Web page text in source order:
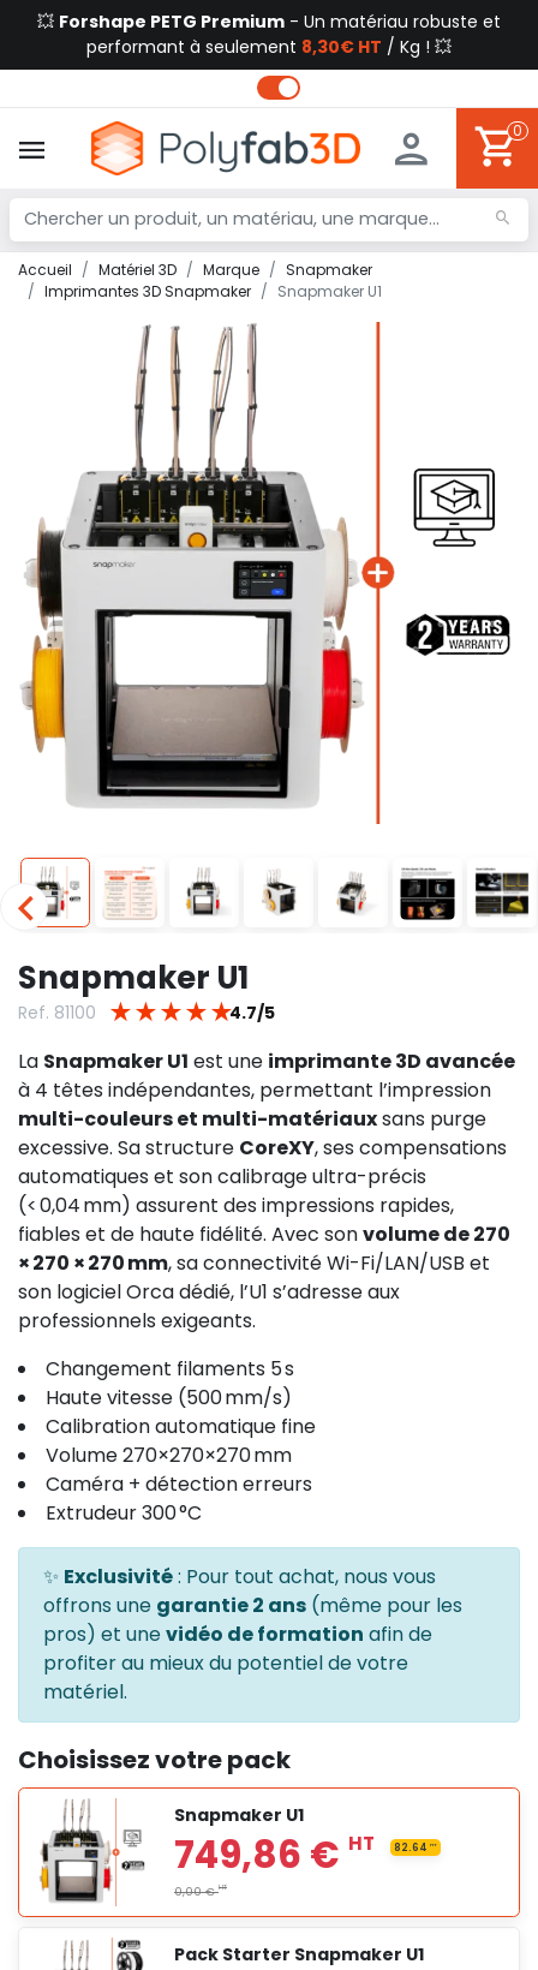
💥 Forshape PETG Premium - Un matériau robuste et
performant à seulement 8,30€ HT / Kg ! 💥
0
Accueil Matériel 3D Marque
Snapmaker
Imprimantes 3D Snapmaker
Snapmaker U1
Snapmaker U1
Ref. 81100 ★ ★ ★ ★ ★4.7/5
La Snapmaker U1 est une imprimante 3D avancée
à 4 têtes indépendantes, permettant l’impression
multi-couleurs et multi-matériauxsans purge
excessive. Sa structure CoreXY, ses compensations
automatiques et son calibrage ultra-précis
(< 0,04 mm) assurent des impressions rapides,
fiables et de haute fidélité. Avec sonvolume de 270
× 270 × 270 mm, sa connectivité Wi-Fi/LAN/USB et
son logiciel Orca dédié, l’U1 s’adresse aux
professionnels exigeants.
Changement filaments 5 s
Haute vitesse (500 mm/s)
Calibration automatique fine
Volume 270×270×270 mm
Caméra + détection erreurs
Extrudeur 300 °C
✨ Exclusivité: Pour tout achat, nous vous
offrons une garantie 2 ans (même pour les
pros) et unevidéo de formation afin de
profiter au mieux du potentiel de votre
matériel.
Choisissez votre pack
Snapmaker U1
Pack Starter Snapmaker U1